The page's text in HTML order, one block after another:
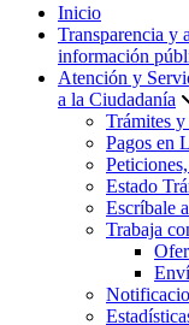
Inicio
Transparencia y
información
Atención y
a la Ciudadanía
Trámites
Pagos en
Estado
Escríbale
Trabaja